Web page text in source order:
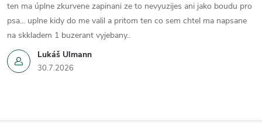
Lukáš Ulmann
30.7.2026
ten ma úplne zkurvene zapinani ze to nevyuzijes ani jako boudu pro
psa... uplne kidy do me valil a pritom ten co sem chtel ma napsane
na skkladem 1 buzerant vyjebany..